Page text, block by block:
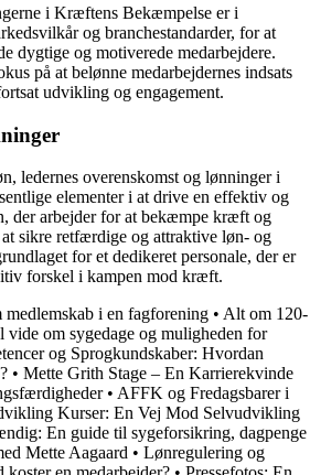
i Kræftens Bekæmpelse er i
og branchestandarder, for at
dygtige og motiverede medarbejdere.
på at belønne medarbejdernes indsats
udvikling og engagement.
ledernes overenskomst og lønninger i
elementer i at drive en effektiv og
der arbejder for at bekæmpe kræft og
sikre retfærdige og attraktive løn- og
for et dedikeret personale, der er
forskel i kampen mod kræft.
i en fagforening • Alt om 120-
vide om sygedage og muligheden for
og Sprogkundskaber: Hvordan
• Mette Grith Stage – En Karrierekvinde
• AFFK og Fredagsbarer i
Kurser: En Vej Mod Selvudvikling
En guide til sygeforsikring, dagpenge
Mette Aagaard • Lønregulering og